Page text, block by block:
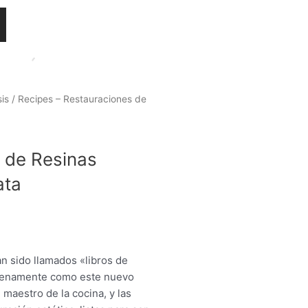
/ Recipes – Restauraciones de
Resinas
sido llamados «libros de
como este nuevo
de la cocina, y las